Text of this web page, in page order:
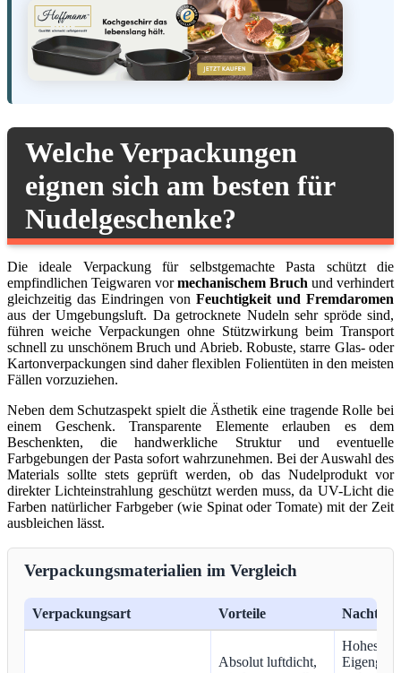
Welche Verpackungen
eignen sich am besten für
Nudelgeschenke?
Die ideale Verpackung für selbstgemachte Pasta schützt die
empfindlichen Teigwaren vormechanischem Bruch und verhindert
gleichzeitig das Eindringen von Feuchtigkeit und Fremdaromen
aus der Umgebungsluft. Da getrocknete Nudeln sehr spröde sind,
führen weiche Verpackungen ohne Stützwirkung beim Transport
schnell zu unschönem Bruch und Abrieb. Robuste, starre Glas- oder
Kartonverpackungen sind daher flexiblen Folientüten in den meisten
Fällen vorzuziehen.
Neben dem Schutzaspekt spielt die Ästhetik eine tragende Rolle bei
einem Geschenk. Transparente Elemente erlauben es dem
Beschenkten, die handwerkliche Struktur und eventuelle
Farbgebungen der Pasta sofort wahrzunehmen. Bei der Auswahl des
Materials sollte stets geprüft werden, ob das Nudelprodukt vor
direkter Lichteinstrahlung geschützt werden muss, da UV-Licht die
Farben natürlicher Farbgeber (wie Spinat oder Tomate) mit der Zeit
ausbleichen lässt.
Verpackungsmaterialien im Vergleich
Verpackungsart Vorteile Nachteile
Absolut luftdicht,
Hohes